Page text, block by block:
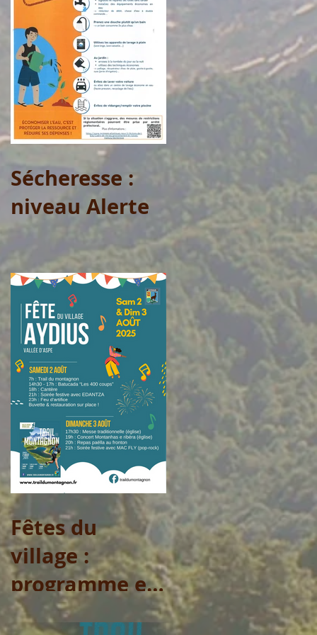
Sécheresse :
niveau Alerte
Fêtes du
village :
programme et
arrêtés